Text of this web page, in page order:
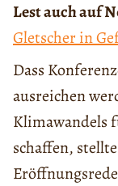
Lest auch auf
Gletscher in
Dass
ausreichen
Klimawandels
schaffen,